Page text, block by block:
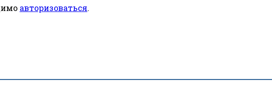
авторизоваться.